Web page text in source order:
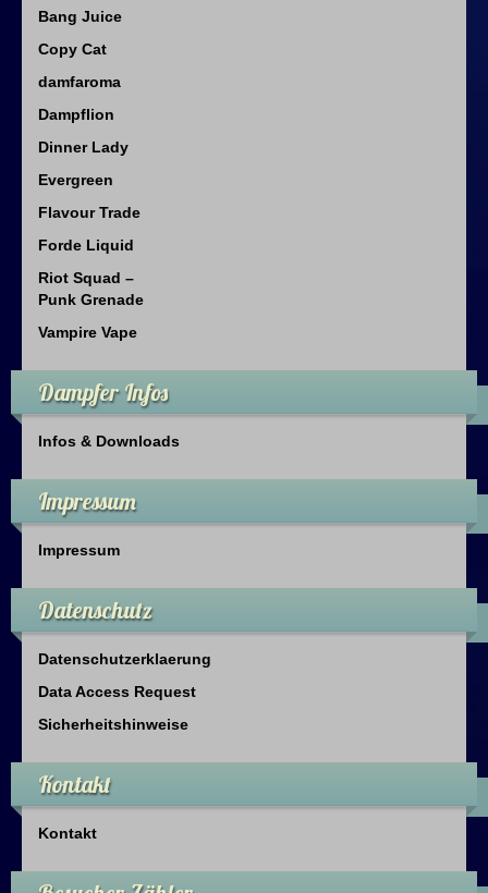
Bang Juice
Copy Cat
damfaroma
Dampflion
Dinner Lady
Evergreen
Flavour Trade
Forde Liquid
Riot Squad –
Punk Grenade
Vampire Vape
Dampfer Infos
Infos & Downloads
Impressum
Impressum
Datenschutz
Datenschutzerklaerung
Data Access Request
Sicherheitshinweise
Kontakt
Kontakt